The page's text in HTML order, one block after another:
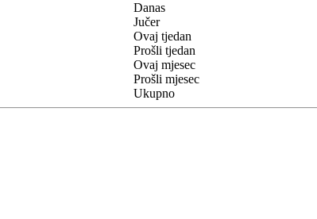
Danas
Jučer
Ovaj tjedan
Prošli tjedan
Ovaj mjesec
Prošli mjesec
Ukupno